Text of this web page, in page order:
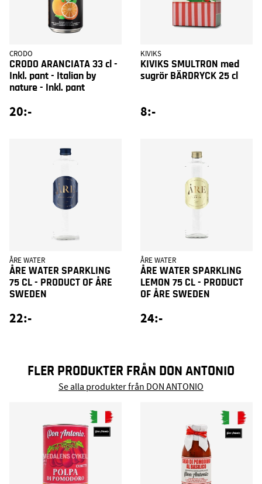
CRODO
CRODO ARANCIATA 33 cl -
Inkl. pant - Italian by
nature - Inkl. pant
20:-
KIVIKS
KIVIKS SMULTRON med
sugrör BÄRDRYCK 25 cl
8:-
ÅRE WATER
ÅRE WATER SPARKLING
75 CL - PRODUCT OF ÅRE
SWEDEN
22:-
ÅRE WATER
ÅRE WATER SPARKLING
LEMON 75 CL - PRODUCT
OF ÅRE SWEDEN
24:-
FLER PRODUKTER FRÅN DON ANTONIO
Se alla produkter från DON ANTONIO